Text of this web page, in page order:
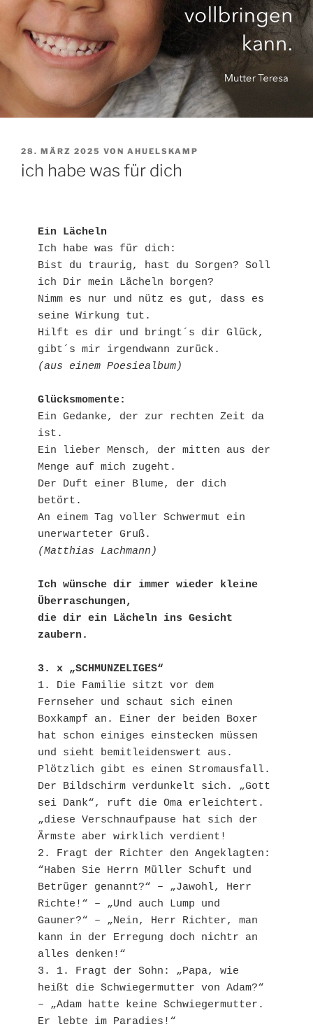
VERÖFFENTLICHT
AM
28. MÄRZ 2025 VON AHUELSKAMP
ich habe was für dich
Ein Lächeln
Ich habe was für dich:
Bist du traurig, hast du Sorgen? Soll
ich Dir mein Lächeln borgen?
Nimm es nur und nütz es gut, dass es
seine Wirkung tut.
Hilft es dir und bringt´s dir Glück,
gibt´s mir irgendwann zurück.
(aus einem Poesiealbum)
Glücksmomente:
Ein Gedanke, der zur rechten Zeit da
ist.
Ein lieber Mensch, der mitten aus der
Menge auf mich zugeht.
Der Duft einer Blume, der dich
betört.
An einem Tag voller Schwermut ein
unerwarteter Gruß.
(Matthias Lachmann)
Ich wünsche dir immer wieder kleine
Überraschungen,
die dir ein Lächeln ins Gesicht
zaubern.
3. x „SCHMUNZELIGES“
1. Die Familie sitzt vor dem
Fernseher und schaut sich einen
Boxkampf an. Einer der beiden Boxer
hat schon einiges einstecken müssen
und sieht bemitleidenswert aus.
Plötzlich gibt es einen Stromausfall.
Der Bildschirm verdunkelt sich. „Gott
sei Dank“, ruft die Oma erleichtert.
„diese Verschnaufpause hat sich der
Ärmste aber wirklich verdient!
2. Fragt der Richter den Angeklagten:
“Haben Sie Herrn Müller Schuft und
Betrüger genannt?“ – „Jawohl, Herr
Richte!“ – „Und auch Lump und
Gauner?“ – „Nein, Herr Richter, man
kann in der Erregung doch nichtr an
alles denken!“
3. 1. Fragt der Sohn: „Papa, wie
heißt die Schwiegermutter von Adam?“
– „Adam hatte keine Schwiegermutter.
Er lebte im Paradies!“